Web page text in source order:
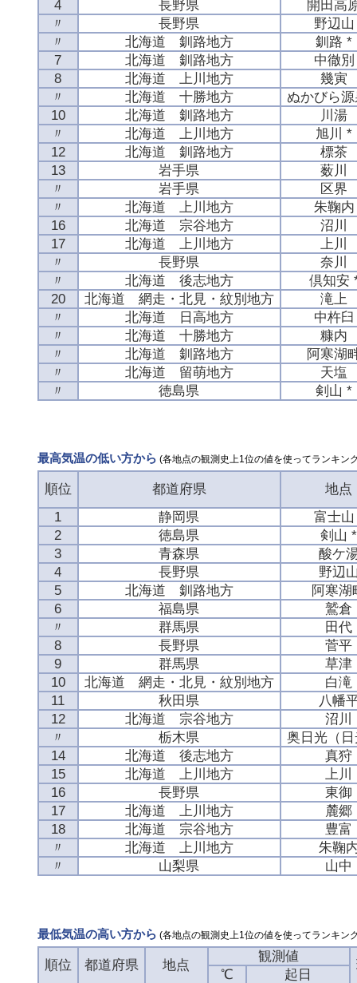
4
長野県
開田高
〃
長野県
野辺山
〃
北海道 釧路地方
釧路 *
7
北海道 釧路地方
中徹別
8
北海道 上川地方
幾寅
〃
北海道 十勝地方
ぬかびら
10
北海道 釧路地方
川湯
〃
北海道 上川地方
旭川 *
12
北海道 釧路地方
標茶
13
岩手県
薮川
〃
岩手県
区界
〃
北海道 上川地方
朱鞠内
16
北海道 宗谷地方
沼川
17
北海道 上川地方
上川
〃
長野県
奈川
〃
北海道 後志地方
倶知安
20
北海道 網走・北見・紋別地方
滝上
〃
北海道 日高地方
中杵臼
〃
北海道 十勝地方
糠内
〃
北海道 釧路地方
阿寒湖
〃
北海道 留萌地方
天塩
〃
徳島県 剣山 *
最高気温の低い方から (各地点の観測史上1位の値を使ってランキン
順位 都道府県
地点
1
静岡県
富士
2
徳島県
剣山 *
3
青森県
酸ケ
4
長野県
野辺
5
北海道 釧路地方
阿寒湖
6
福島県
鷲倉
〃
群馬県
田代
8
長野県
菅平
9
群馬県
草津
10
北海道 網走・北見・紋別地方
白滝
11
秋田県
八幡
12
北海道 宗谷地方
沼川
〃
栃木県
奥日光（
14
北海道 後志地方
真狩
15
北海道 上川地方
上川
16
長野県
東御
17
北海道 上川地方
麓郷
18
北海道 宗谷地方
豊富
〃
北海道 上川地方
朱鞠
〃
山梨県 山中
最低気温の高い方から (各地点の観測史上1位の値を使ってランキン
順位 都道府県 地点
観測値
℃
起日